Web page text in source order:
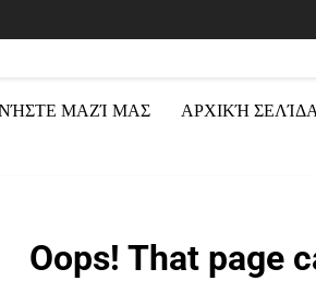
ΜΑΖΊ ΜΑΣ ΑΡΧΙΚΉ
Oops! That page